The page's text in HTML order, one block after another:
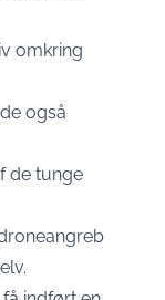
omkring
også
de tunge